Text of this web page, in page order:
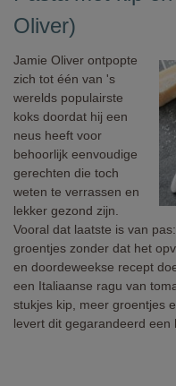
Oliver)
Jamie Oliver ontpopte
zich tot één van 's
werelds populairste
koks doordat hij een
neus heeft voor
behoorlijk eenvoudige
gerechten die toch
weten te verrassen en
lekker gezond zijn.
Vooral dat laatste is van
groentjes zonder dat het
en doordeweekse recept
een Italiaanse ragu van
stukjes kip, meer groentjes
levert dit gegarandeerd